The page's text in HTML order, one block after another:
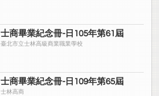
士商畢業紀念冊-日105年第61屆
臺北市立士林高級商業職業學校
士商畢業紀念冊-日109年第65屆
士林高商